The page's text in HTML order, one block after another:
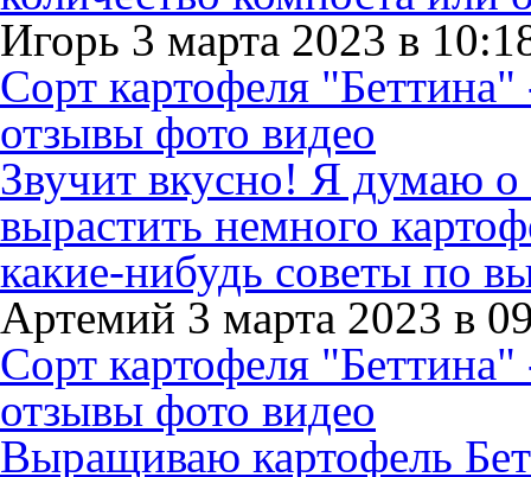
Игорь 3 марта 2023 в
Сорт картофеля
отзывы фото видео
Звучит вкусно! Я думаю
вырастить немного
какие-нибудь советы по
Артемий 3 марта 2023 в
Сорт картофеля
отзывы фото видео
Выращиваю картофель